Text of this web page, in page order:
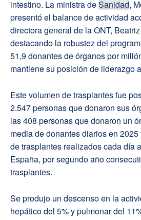
intestino. La ministra deSanidad,
presentó el balance de actividad
directora general de la ONT,
destacando la robustez del
51,9 donantes de órganos por
mantiene su posición de liderazgo
Este volumen de trasplantes fue
2.547 personas que donaron sus
las 408 personas que donaron un
media de donantes diarios en
de trasplantes realizados cada día
España, por segundo año
trasplantes.
Se produjo un descenso en la
hepático del 5% y pulmonar del